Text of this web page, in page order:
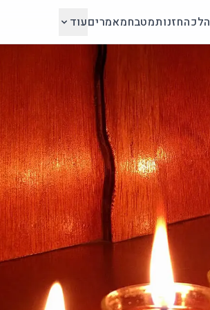
הלכהחזנותמטבחמאמריםעוד